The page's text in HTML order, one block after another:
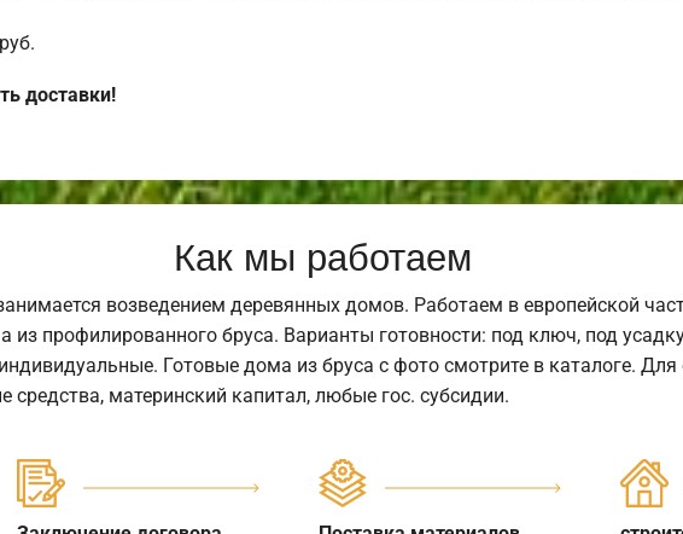
руб.
доставки!
Как мы работаем
возведением деревянных домов. Работаем в европейской
из профилированного бруса. Варианты готовности: под ключ, под
Готовые дома из бруса с фото смотрите в каталоге. Для
материнский капитал, любые гос. субсидии.